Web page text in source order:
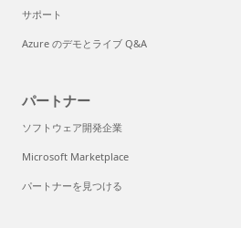
サポート
Azure のデモとライブ Q&A
パートナー
ソフトウェア開発企業
Microsoft Marketplace
パートナーを見つける